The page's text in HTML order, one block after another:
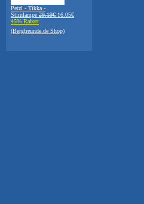
Petzl - Tikka -
Stirnlampe 29.19€ 16.05€
45% Rabatt
(Bergfreunde.de Shop)